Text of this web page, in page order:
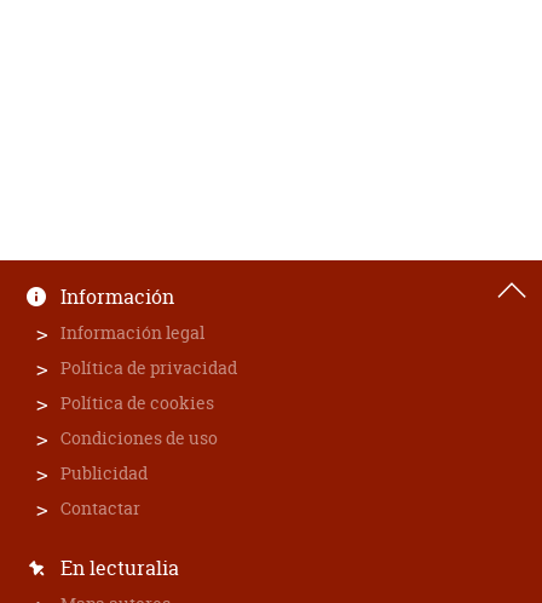
Información
Información legal
Política de privacidad
Política de cookies
Condiciones de uso
Publicidad
Contactar
En lecturalia